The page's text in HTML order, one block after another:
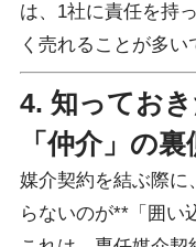
は、1社に責任を持
く売れることが多い
4. 知ってお
「仲介」の裏
媒介契約を結ぶ際に
らないのが**「囲い